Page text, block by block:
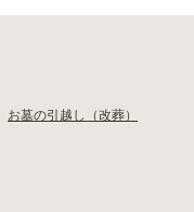
お墓の引越し（改葬）